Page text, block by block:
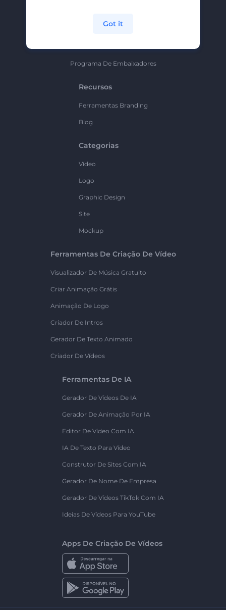
Programa De Embaixadores
Recursos
Ferramentas Branding
Blog
Categorias
Vídeo
Logo
Graphic Design
Site
Mockup
Ferramentas De Criação De Vídeo
Visualizador De Música Gratuito
Criar Animação Grátis
Animação De Logo
Criador De Intros
Gerador De Texto Animado
Criador De Vídeos
Ferramentas De IA
Gerador De Vídeos De IA
Gerador De Animação Por IA
Editor De Vídeo Com IA
IA De Texto Para Vídeo
Construtor De Sites Com IA
Gerador De Nome De Empresa
Gerador De Vídeos TikTok Com IA
Ideias De Vídeos Para YouTube
Apps De Criação De Vídeos
Got it